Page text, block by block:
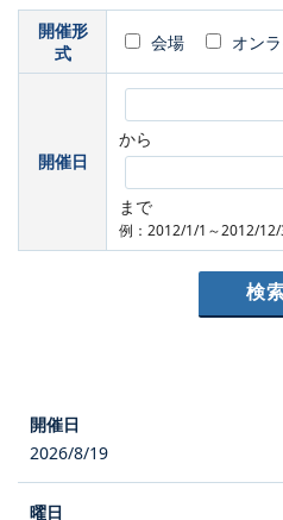
開催形
式
会場 オン
開催日
から
まで
例：2012/1/1～2012/12/
2026/8/19